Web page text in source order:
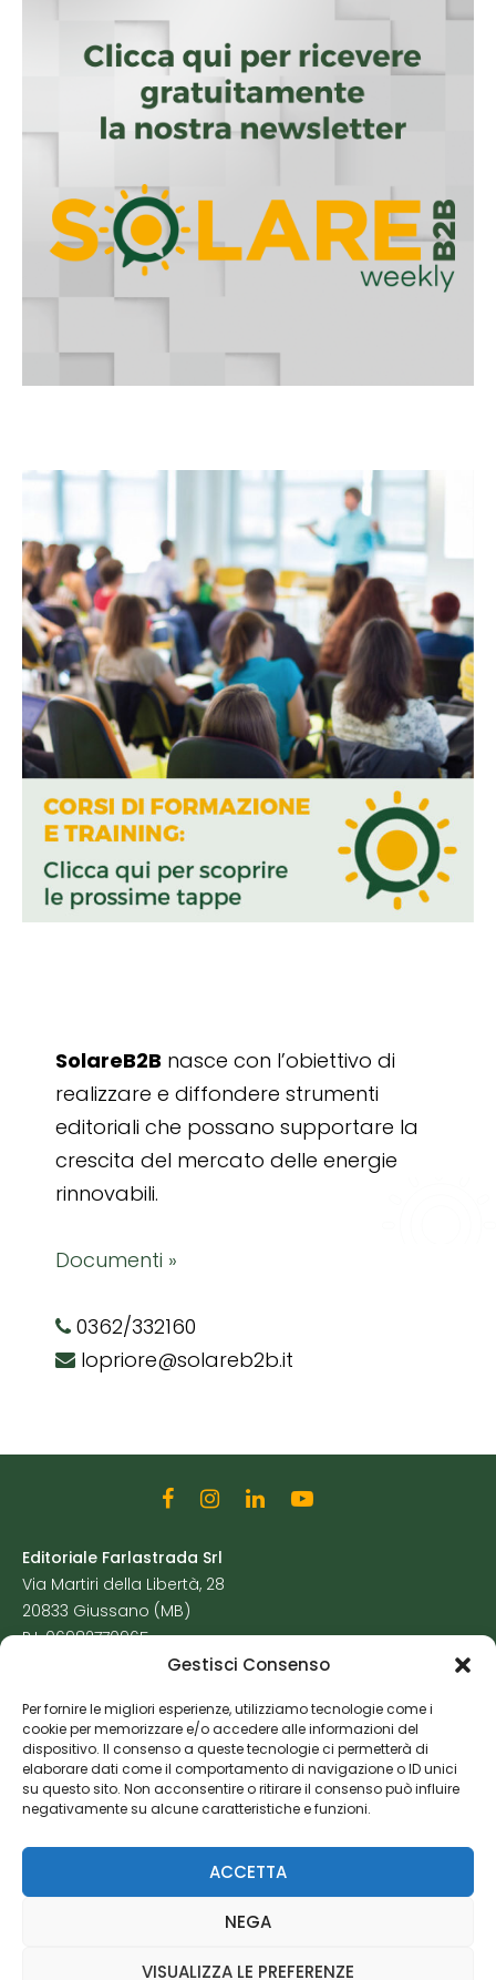
Gestisci Consenso
Per fornire le migliori esperienze, utilizziamo tecnologie come i
cookie per memorizzare e/o accedere alle informazioni del
dispositivo. Il consenso a queste tecnologie ci permetterà di
elaborare dati come il comportamento di navigazione o ID unici
su questo sito. Non acconsentire o ritirare il consenso può influire
negativamente su alcune caratteristiche e funzioni.
ACCETTA
NEGA
VISUALIZZA LE PREFERENZE
SolareB2B nasce con l’obiettivo di
realizzare e diffondere strumenti
editoriali che possano supportare la
crescita del mercato delle energie
rinnovabili.
Documenti »
0362/332160
lopriore@solareb2b.it
Editoriale Farlastrada Srl
Via Martiri della Libertà, 28
20833 Giussano (MB)
P.I. 06982770965
Cookie Policy
Risorse Aggiuntive